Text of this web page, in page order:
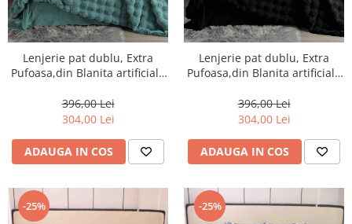
Lenjerie pat dublu, Extra
Pufoasa,din Blanita artificiala
396,00 Lei
304,00 Lei
ADAUGA IN COS
Lenjerie pat dublu, Extra
Pufoasa,din Blanita artificiala
BV18
396,00 Lei
304,00 Lei
ADAUGA IN COS
-25% -25%